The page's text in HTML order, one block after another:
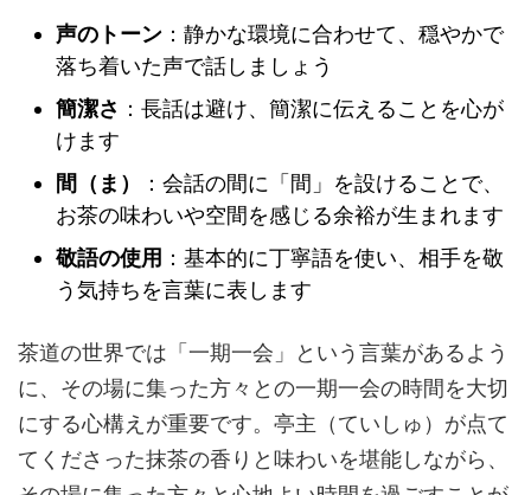
声のトーン ：静かな環境に合わせて、穏やかで
落ち着いた声で話しましょう
簡潔さ ：長話は避け、簡潔に伝えることを心が
けます
間（ま）
：会話の間に「間」を設けることで、
お茶の味わいや空間を感じる余裕が生まれます
敬語の使用 ：基本的に丁寧語を使い、相手を敬
う気持ちを言葉に表します
茶道の世界では「一期一会」という言葉があるよう
に、その場に集った方々との一期一会の時間を大切
にする心構えが重要です。亭主（ていしゅ）が点て
てくださった抹茶の香りと味わいを堪能しながら、